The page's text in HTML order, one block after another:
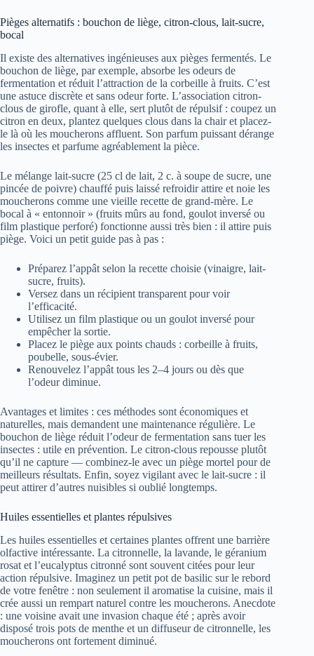
Pièges alternatifs : bouchon de liège, citron-clous, lait-sucre,
bocal
Il existe des alternatives ingénieuses aux pièges fermentés. Le
bouchon de liège, par exemple, absorbe les odeurs de
fermentation et réduit l’attraction de la corbeille à fruits. C’est
une astuce discrète et sans odeur forte. L’association citron-
clous de girofle, quant à elle, sert plutôt de répulsif : coupez un
citron en deux, plantez quelques clous dans la chair et placez-
le là où les moucherons affluent. Son parfum puissant dérange
les insectes et parfume agréablement la pièce.
Le mélange lait-sucre (25 cl de lait, 2 c. à soupe de sucre, une
pincée de poivre) chauffé puis laissé refroidir attire et noie les
moucherons comme une vieille recette de grand-mère. Le
bocal à « entonnoir » (fruits mûrs au fond, goulot inversé ou
film plastique perforé) fonctionne aussi très bien : il attire puis
piège. Voici un petit guide pas à pas :
Préparez l’appât selon la recette choisie (vinaigre, lait-
sucre, fruits).
Versez dans un récipient transparent pour voir
l’efficacité.
Utilisez un film plastique ou un goulot inversé pour
empêcher la sortie.
Placez le piège aux points chauds : corbeille à fruits,
poubelle, sous-évier.
Renouvelez l’appât tous les 2–4 jours ou dès que
l’odeur diminue.
Avantages et limites : ces méthodes sont économiques et
naturelles, mais demandent une maintenance régulière. Le
bouchon de liège réduit l’odeur de fermentation sans tuer les
insectes : utile en prévention. Le citron-clous repousse plutôt
qu’il ne capture — combinez-le avec un piège mortel pour de
meilleurs résultats. Enfin, soyez vigilant avec le lait-sucre : il
peut attirer d’autres nuisibles si oublié longtemps.
Huiles essentielles et plantes répulsives
Les huiles essentielles et certaines plantes offrent une barrière
olfactive intéressante. La citronnelle, la lavande, le géranium
rosat et l’eucalyptus citronné sont souvent citées pour leur
action répulsive. Imaginez un petit pot de basilic sur le rebord
de votre fenêtre : non seulement il aromatise la cuisine, mais il
crée aussi un rempart naturel contre les moucherons. Anecdote
: une voisine avait une invasion chaque été ; après avoir
disposé trois pots de menthe et un diffuseur de citronnelle, les
moucherons ont fortement diminué.